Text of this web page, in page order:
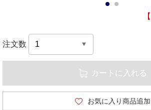
注文数
カートに入れる
お気に入り商品追加